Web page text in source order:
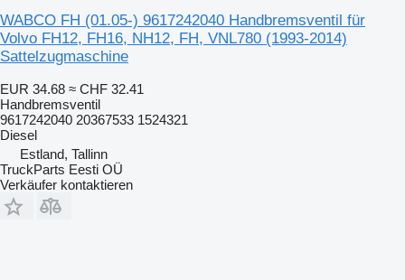
WABCO FH (01.05-) 9617242040 Handbremsventil für
Volvo FH12, FH16, NH12, FH, VNL780 (1993-2014)
Sattelzugmaschine
EUR 34.68 ≈ CHF 32.41
Handbremsventil
9617242040 20367533 1524321
Diesel
Estland, Tallinn
TruckParts Eesti OÜ
Verkäufer kontaktieren